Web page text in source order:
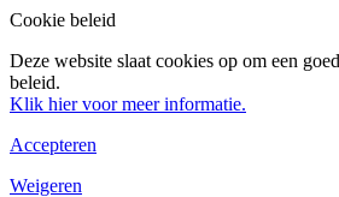
Cookie beleid
Deze website slaat cookies op om een
beleid.
Klik hier voor meer informatie.
Accepteren
Weigeren